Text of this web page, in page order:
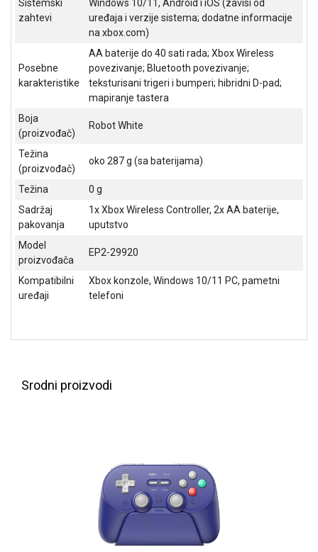
ALAT I
KRIPTO
IGRAČKE
Sistemski
zahtevi
Windows 10/11, Android i iOS (zavisi od
uređaja i verzije sistema; dodatne informacije
na xbox.com)
Posebne
karakteristike
AA baterije do 40 sati rada; Xbox Wireless
povezivanje; Bluetooth povezivanje;
teksturisani trigeri i bumperi; hibridni D-pad;
mapiranje tastera
Boja
(proizvođač)
Robot White
Težina
(proizvođač)
oko 287 g (sa baterijama)
Težina
0 g
Sadržaj
pakovanja
1x Xbox Wireless Controller, 2x AA baterije,
uputstvo
Model
proizvođača
EP2-29920
Kompatibilni
uređaji
Xbox konzole, Windows 10/11 PC, pametni
telefoni
Srodni proizvodi